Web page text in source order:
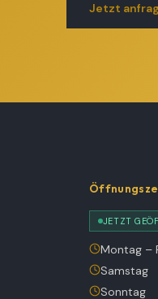
Jetzt
JETZT
Montag –
Samstag
Sonntag